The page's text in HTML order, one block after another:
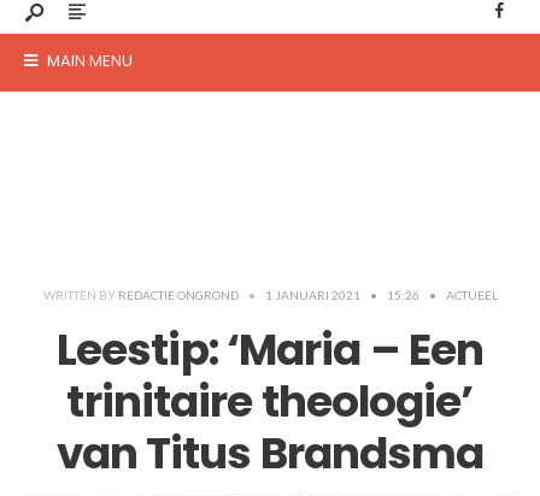
MAIN MENU
WRITTEN BY REDACTIE ONGROND • 1 JANUARI 2021 • 15:26 • ACTUEEL
Leestip: ‘Maria – Een
trinitaire theologie’
van Titus Brandsma